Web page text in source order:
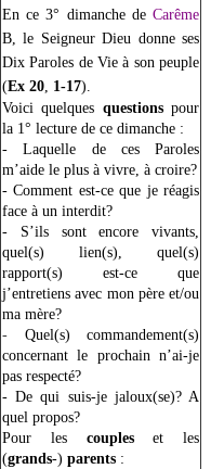
En ce 3° dimanche de Carême
B, le Seigneur Dieu donne ses
Dix Paroles de Vie à son peuple
(Ex 20, 1-17).
Voici quelques questionspour
la 1° lecture de ce dimanche :
- Laquelle de ces Paroles
m’aide le plus à vivre, à croire?
- Comment est-ce que je réagis
face à un interdit?
- S’ils sont encore vivants,
quel(s) lien(s), quel(s)
rapport(s) est-ce que
j’entretiens avec mon père et/ou
ma mère?
- Quel(s) commandement(s)
concernant le prochain n’ai-je
pas respecté?
- De qui suis-je jaloux(se)? A
quel propos?
Pour les coupleset les
(grands-) parents :